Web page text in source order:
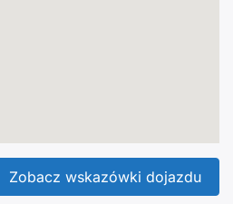
Zobacz wskazówki dojazdu